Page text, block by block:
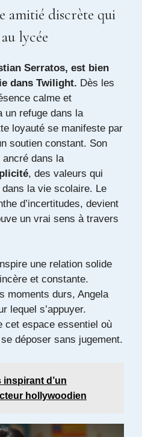
amitié discrète qui
lycée
Serratos, est bien
dans Twilight. Dès les
calme et
un refuge dans la
loyauté se manifeste par
soutien constant. Son
ancré dans la
, des valeurs qui
la vie scolaire. Le
d’incertitudes, devient
un vrai sens à travers
une relation solide
et constante.
moments durs, Angela
lequel s’appuyer.
cet espace essentiel où
déposer sans jugement.
inspirant d’un
hollywoodien